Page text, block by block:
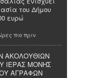
του Δήμου
ευρώ
πιο πριν
ΑΚΟΛΟΥΘΙΩΝ
ΙΕΡΑΣ ΜΟΝΗΣ
ΑΓΡΑΦΩΝ